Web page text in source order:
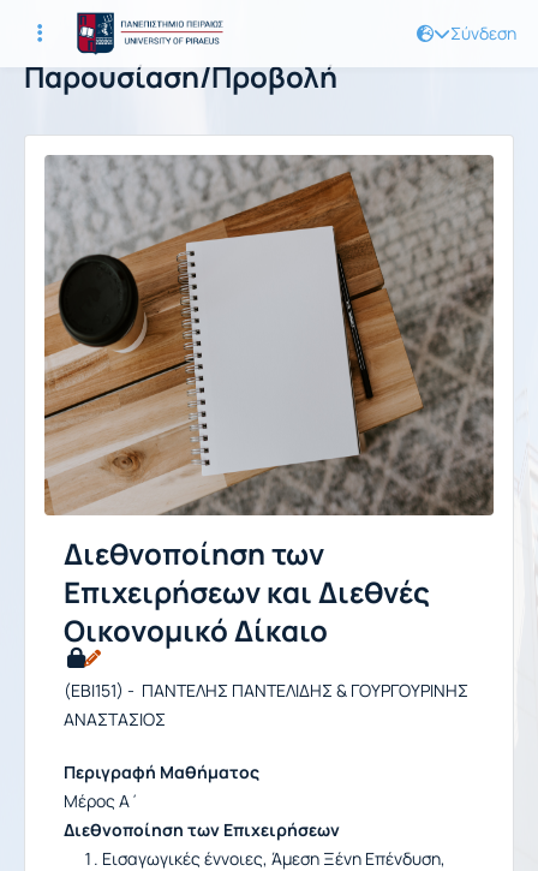
Σύνδεση
Παρουσίαση/Προβολή
Διεθνοποίηση των
Επιχειρήσεων και Διεθνές
Οικονομικό Δίκαιο
(EBI151) - ΠΑΝΤΕΛΗΣ ΠΑΝΤΕΛΙΔΗΣ & ΓΟΥΡΓΟΥΡΙΝΗΣ
ΑΝΑΣΤΑΣΙΟΣ
Περιγραφή Μαθήματος
Μέρος Α΄
Διεθνοποίηση των Επιχειρήσεων
Εισαγωγικές έννοιες, Άμεση Ξένη Επένδυση,